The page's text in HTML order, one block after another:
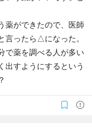
薬ができたので、医師
言ったら△になった。
で薬を調べる人が多い
出すようにするという